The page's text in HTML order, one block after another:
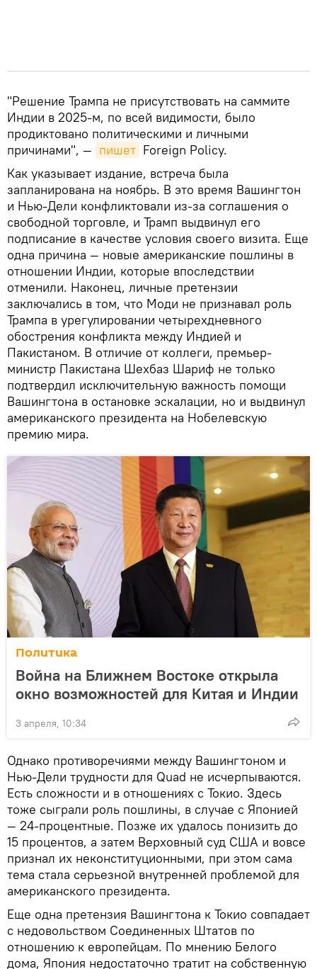
"Решение Трампа не присутствовать на саммите
Индии в 2025-м, по всей видимости, было
продиктовано политическими и личными
причинами", — пишет Foreign Policy.
Как указывает издание, встреча была
запланирована на ноябрь. В это время Вашингтон
и Нью-Дели конфликтовали из-за соглашения о
свободной торговле, и Трамп выдвинул его
подписание в качестве условия своего визита. Еще
одна причина — новые американские пошлины в
отношении Индии, которые впоследствии
отменили. Наконец, личные претензии
заключались в том, что Моди не признавал роль
Трампа в урегулировании четырехдневного
обострения конфликта между Индией и
Пакистаном. В отличие от коллеги, премьер-
министр Пакистана Шехбаз Шариф не только
подтвердил исключительную важность помощи
Вашингтона в остановке эскалации, но и выдвинул
американского президента на Нобелевскую
премию мира.
Политика
Война на Ближнем Востоке открыла
окно возможностей для Китая и Индии
3 апреля, 10:34
Однако противоречиями между Вашингтоном и
Нью-Дели трудности для Quad не исчерпываются.
Есть сложности и в отношениях с Токио. Здесь
тоже сыграли роль пошлины, в случае с Японией
— 24-процентные. Позже их удалось понизить до
15 процентов, а затем Верховный суд США и вовсе
признал их неконституционными, при этом сама
тема стала серьезной внутренней проблемой для
американского президента.
Еще одна претензия Вашингтона к Токио совпадает
с недовольством Соединенных Штатов по
отношению к европейцам. По мнению Белого
дома, Япония недостаточно тратит на собственную